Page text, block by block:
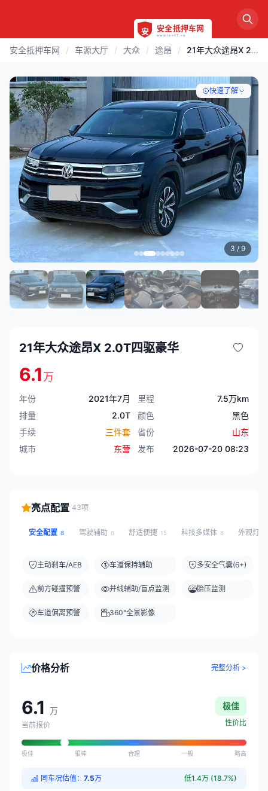
安全抵押车网 / 车源大厅 / 大众 / 途昂 / 21年大众途昂X 2.0T四驱豪华
快速了解
3 / 9
21年大众途昂X 2.0T四驱豪华
6.1万
年份 2021年7月 里程
7.5万km
排量
2.0T 颜色
黑色
手续
三件套 省份
山东
城市
东营 发布 2026-07-20 08:23
亮点配置 43项
安全配置 8 驾驶辅助 6 舒适便捷 15 科技多媒体 8 外观灯光
主动刹车/AEB
前方碰撞预警
车道偏离预警
车道保持辅助
并线辅助/盲点监测
360°全景影像
多安全气囊(6+)
胎压监测
价格分析 完整分析 >
6.1 万
当前报价
极佳
性价比
极佳 很棒 合理 一般 略高
同车况估值： 7.5万 低1.4万 (18.7%)